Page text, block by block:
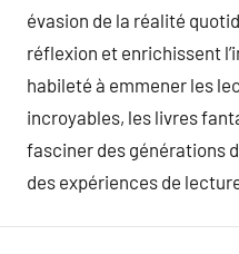
évasion de la réalité
réflexion et enrichissent
habileté à emmener les
incroyables, les livres
fasciner des générations
des expériences de